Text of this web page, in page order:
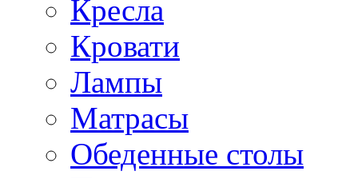
Кресла
Кровати
Лампы
Матрасы
Обеденные столы